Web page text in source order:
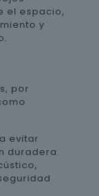
el espacio,
y
por
evitar
duradera.